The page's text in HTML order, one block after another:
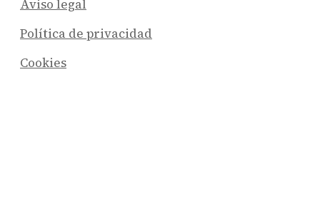
Aviso legal
Política de privacidad
Cookies